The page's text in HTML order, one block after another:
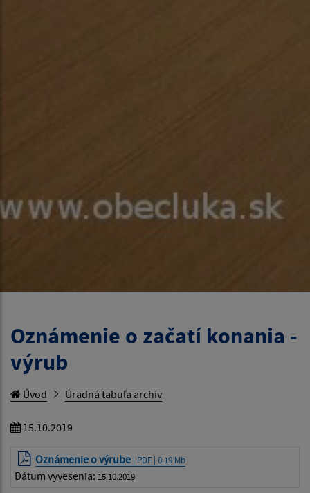
Oznámenie o začatí konania -
výrub
Úvod Úradná tabuľa archív
15.10.2019
Oznámenie o výrube | PDF | 0.19 Mb
Dátum vyvesenia: 15.10.2019